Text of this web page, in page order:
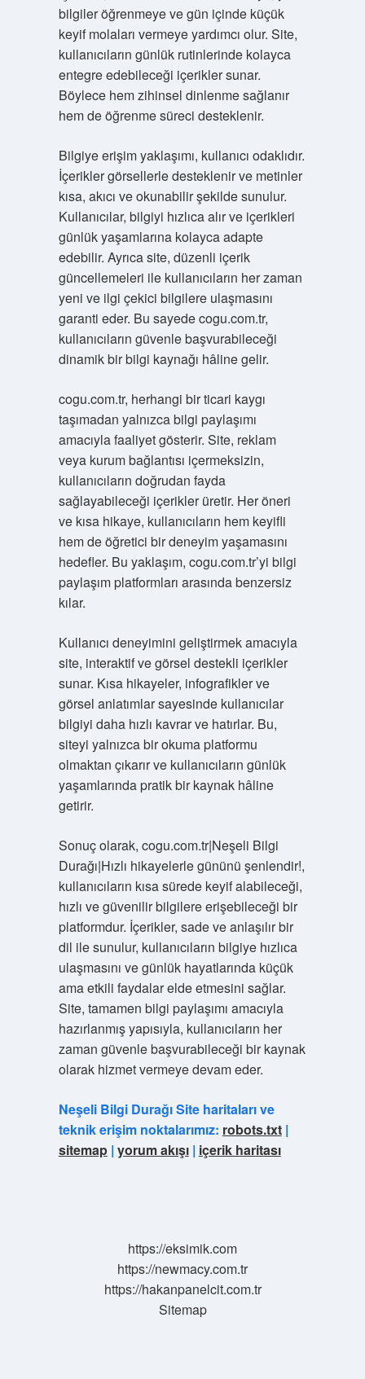
bilgiler öğrenmeye ve gün içinde küçük
keyif molaları vermeye yardımcı olur. Site,
kullanıcıların günlük rutinlerinde kolayca
entegre edebileceği içerikler sunar.
Böylece hem zihinsel dinlenme sağlanır
hem de öğrenme süreci desteklenir.
Bilgiye erişim yaklaşımı, kullanıcı odaklıdır.
İçerikler görsellerle desteklenir ve metinler
kısa, akıcı ve okunabilir şekilde sunulur.
Kullanıcılar, bilgiyi hızlıca alır ve içerikleri
günlük yaşamlarına kolayca adapte
edebilir. Ayrıca site, düzenli içerik
güncellemeleri ile kullanıcıların her zaman
yeni ve ilgi çekici bilgilere ulaşmasını
garanti eder. Bu sayede cogu.com.tr,
kullanıcıların güvenle başvurabileceği
dinamik bir bilgi kaynağı hâline gelir.
cogu.com.tr, herhangi bir ticari kaygı
taşımadan yalnızca bilgi paylaşımı
amacıyla faaliyet gösterir. Site, reklam
veya kurum bağlantısı içermeksizin,
kullanıcıların doğrudan fayda
sağlayabileceği içerikler üretir. Her öneri
ve kısa hikaye, kullanıcıların hem keyifli
hem de öğretici bir deneyim yaşamasını
hedefler. Bu yaklaşım, cogu.com.tr’yi bilgi
paylaşım platformları arasında benzersiz
kılar.
Kullanıcı deneyimini geliştirmek amacıyla
site, interaktif ve görsel destekli içerikler
sunar. Kısa hikayeler, infografikler ve
görsel anlatımlar sayesinde kullanıcılar
bilgiyi daha hızlı kavrar ve hatırlar. Bu,
siteyi yalnızca bir okuma platformu
olmaktan çıkarır ve kullanıcıların günlük
yaşamlarında pratik bir kaynak hâline
getirir.
Sonuç olarak, cogu.com.tr|Neşeli Bilgi
Durağı|Hızlı hikayelerle gününü şenlendir!,
kullanıcıların kısa sürede keyif alabileceği,
hızlı ve güvenilir bilgilere erişebileceği bir
platformdur. İçerikler, sade ve anlaşılır bir
dil ile sunulur, kullanıcıların bilgiye hızlıca
ulaşmasını ve günlük hayatlarında küçük
ama etkili faydalar elde etmesini sağlar.
Site, tamamen bilgi paylaşımı amacıyla
hazırlanmış yapısıyla, kullanıcıların her
zaman güvenle başvurabileceği bir kaynak
olarak hizmet vermeye devam eder.
Neşeli Bilgi Durağı Site haritaları ve
teknik erişim noktalarımız: robots.txt|
sitemap| yorum akışı| içerik haritası
https://eksimik.com
https://newmacy.com.tr
https://hakanpanelcit.com.tr
Sitemap